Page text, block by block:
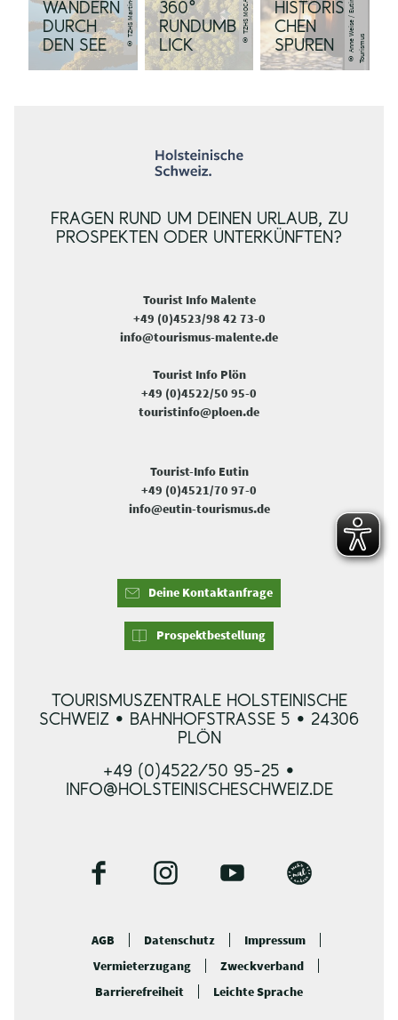
WANDERN
DURCH
DEN SEE
© TZHS Martin-Elsen
360°
RUNDUMB
LICK
© TZHS MOCANOX
HISTORIS
CHEN
SPUREN
©
A
n
n
e
W
ei
s
e
/
E
u
ti
n
T
o
u
ri
s
m
us
FRAGEN RUND UM DEINEN URLAUB, ZU
PROSPEKTEN ODER UNTERKÜNFTEN?
Tourist Info Malente
+49 (0)4523/98 42 73-0
info@tourismus-malente.de
Tourist Info Plön
+49 (0)4522/50 95-0
touristinfo@ploen.de
Tourist-Info Eutin
+49 (0)4521/70 97-0
info@eutin-tourismus.de
Deine Kontaktanfrage
Prospektbestellung
TOURISMUSZENTRALE HOLSTEINISCHE
SCHWEIZ • BAHNHOFSTRASSE 5 • 24306 P
LÖN
+49 (0)4522/50 95-25 •
INFO@HOLSTEINISCHESCHWEIZ.DE
F
e
b
I
t
a
g
Y
u
b
B
g
AGB Datenschutz
Impressum
Vermieterzugang
Zweckverband
Barrierefreiheit
Leichte Sprache